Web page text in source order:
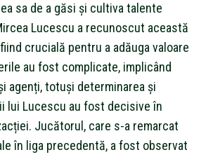
sa de a găsi și cultiva talente
Lucescu a recunoscut această
crucială pentru a adăuga valoare
au fost complicate, implicând
agenți, totuși determinarea și
lui Lucescu au fost decisive în
Jucătorul, care s-a remarcat
în liga precedentă, a fost observat